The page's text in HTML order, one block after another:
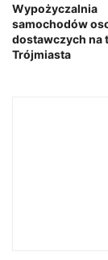
Wypożyczalnia
samochodów
dostawczych na
Trójmiasta